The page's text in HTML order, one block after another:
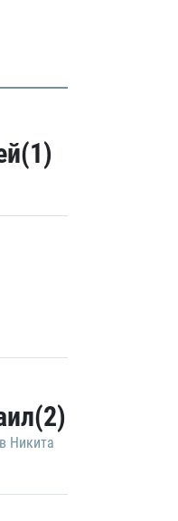
Никита